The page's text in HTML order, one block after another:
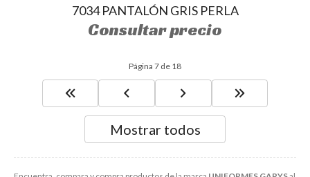
7034 PANTALÓN GRIS PERLA
Consultar precio
Página 7 de 18
Mostrar todos